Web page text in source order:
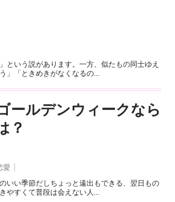
という説があります。一方、似たもの同士ゆえ
」「ときめきがなくなるの...
ールデンウィークなら
？
愛
いい季節だしちょっと遠出もできる、翌日もの
やすくて普段は会えない人...